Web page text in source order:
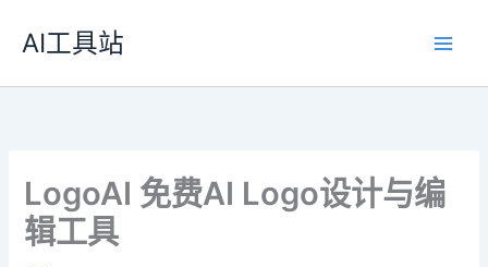
容
AI工具站
LogoAI 免费AI Logo设计与编
辑工具